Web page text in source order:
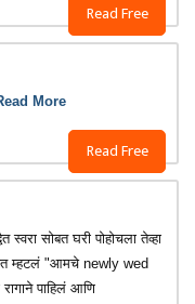
Read Free
Read Free
More
सोबत घरी पोहोचला तेव्हा
म्हटलं "आमचे newly wed
पाहिलं आणि